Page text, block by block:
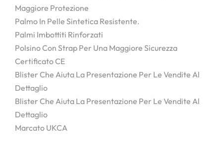
Maggiore Protezione
Palmo In Pelle Sintetica Resistente.
Palmi Imbottiti Rinforzati
Polsino Con Strap Per Una Maggiore Sicurezza
Certificato CE
Blister Che Aiuta La Presentazione Per Le Vendite Al
Dettaglio
Blister Che Aiuta La Presentazione Per Le Vendite Al
Dettaglio
Marcato UKCA